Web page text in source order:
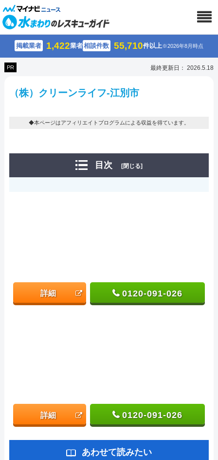
掲載業者 1,422業者相談件数 55,710件以上※2026年8月時点
PR 最終更新日： 2026.5.18
（株）クリーンライフ-江別市
◆本ページはアフィリエイトプログラムによる収益を得ています。
目次 [閉じる]
詳細 0120-091-026
詳細 0120-091-026
あわせて読みたい